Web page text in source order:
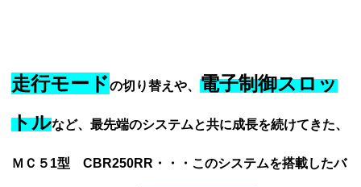
走行モードの切り替えや、 電子制御スロッ
トルなど、最先端のシステムと共に成長を続けてきた、
ＭＣ５1型 CBR250RR・・・このシステムを搭載したバ